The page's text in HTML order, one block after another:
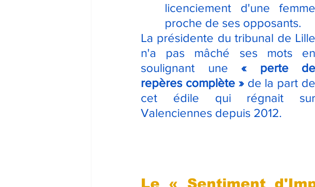
licenciement d'une femme
proche de ses opposants.
La présidente du tribunal de Lille
n'a pas mâché ses mots en
soulignant une « perte de
repères complète » de la part de
cet édile qui régnait sur
Valenciennes depuis 2012.
Le « Sentiment